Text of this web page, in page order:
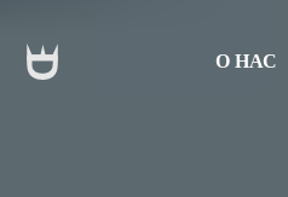
О НАС